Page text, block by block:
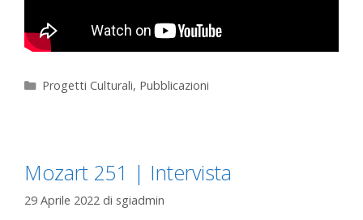
Progetti Culturali, Pubblicazioni
Mozart 251 | Intervista
29 Aprile 2022 di sgiadmin